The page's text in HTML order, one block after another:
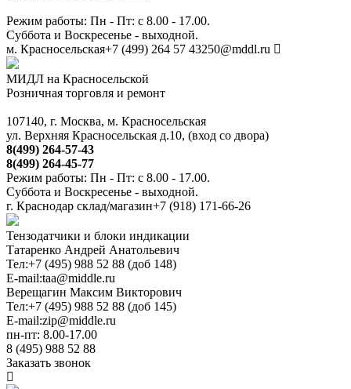
Режим работы: Пн - Пт: с 8.00 - 17.00.
Суббота и Воскресенье - выходной.
м. Красносельская+7 (499) 264 57 43250@mddl.ru
МИДЛ на Красносельской
Розничная торговля и ремонт
107140, г. Москва, м. Красносельская
ул. Верхняя Красносельская д.10, (вход со двора)
8(499) 264-57-43
8(499) 264-45-77
Режим работы: Пн - Пт: с 8.00 - 17.00.
Суббота и Воскресенье - выходной.
г. Краснодар склад/магазин+7 (918) 171-66-26
Тензодатчики и блоки индикации
Татаренко Андрей Анатольевич
Тел:+7 (495) 988 52 88 (доб 148)
E-mail:taa@middle.ru
Верещагин Максим Викторович
Тел:+7 (495) 988 52 88 (доб 145)
E-mail:zip@middle.ru
пн-пт: 8.00-17.00
8 (495) 988 52 88
Заказать звонок